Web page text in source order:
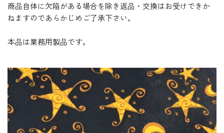
商品自体に欠陥がある場合を除き返品・交換はお受けできか
ねますのであらかじめご了承下さい。
本品は業務用製品です。